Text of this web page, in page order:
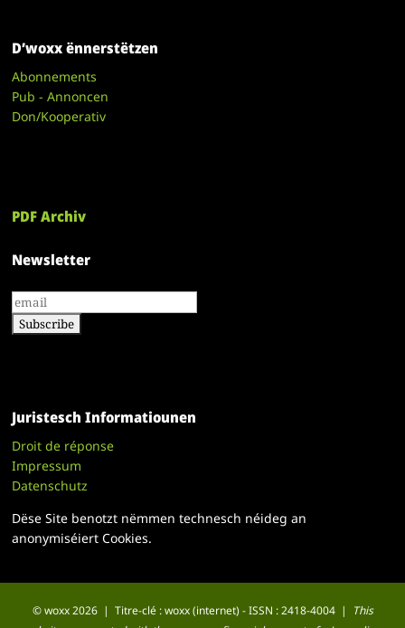
D’woxx ënnerstëtzen
Abonnements
Pub - Annoncen
Don/Kooperativ
PDF Archiv
Newsletter
Juristesch Informatiounen
Droit de réponse
Impressum
Datenschutz
Dëse Site benotzt nëmmen technesch néideg an
anonymiséiert Cookies.
© woxx 2026 | Titre-clé : woxx (internet) - ISSN : 2418-4004 |
This